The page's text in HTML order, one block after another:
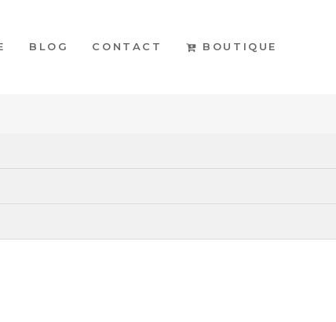
BLOG CONTACT BOUTIQUE